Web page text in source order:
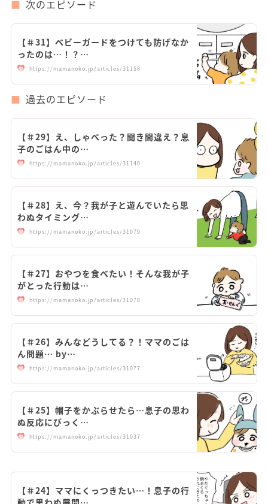
次のエピソード
【＃31】ベビーガードをつけても防げなか
ったのは…！？…
https://mamanoko.jp/articles/31158
過去のエピソード
【＃29】え、しゃべった？聞き間違え？息
子のごはん中の…
https://mamanoko.jp/articles/31140
【＃28】え、今？我が子と遊んでいたら思
わぬタイミング…
https://mamanoko.jp/articles/31079
【＃27】おやつを食べたい！そんな我が子
がとった行動は…
https://mamanoko.jp/articles/31078
【＃26】みんなどうしてる？！ママのごは
ん問題… by…
https://mamanoko.jp/articles/31077
【＃25】帽子をかぶらせたら…息子の思わ
ぬ反応にびっく…
https://mamanoko.jp/articles/31037
【＃24】ママにくっつきたい…！息子の行